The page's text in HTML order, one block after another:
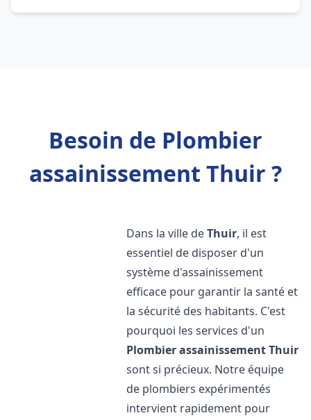
Besoin de Plombier
assainissement Thuir ?
Dans la ville deThuir, il est
essentiel de disposer d'un
système d'assainissement
efficace pour garantir la santé et
la sécurité des habitants. C'est
pourquoi les services d'un
Plombier assainissementThuir
sont si précieux. Notre équipe
de plombiers expérimentés
intervient rapidement pour